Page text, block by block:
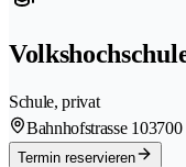
Schule, privat
Bahnhofstrasse 103700
Termin reservieren